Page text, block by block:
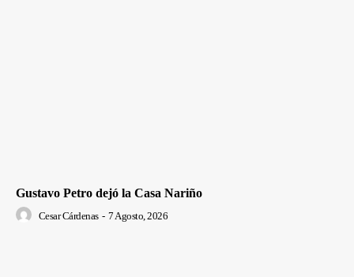
Gustavo Petro dejó la Casa Nariño
Cesar Cárdenas - 7 Agosto, 2026